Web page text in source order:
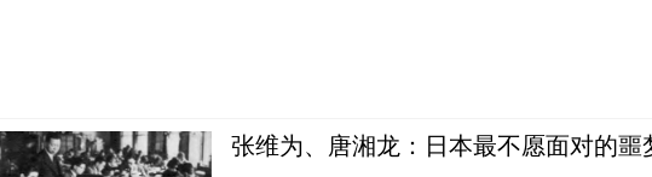
张维为、唐湘龙：日本最不愿面对的噩